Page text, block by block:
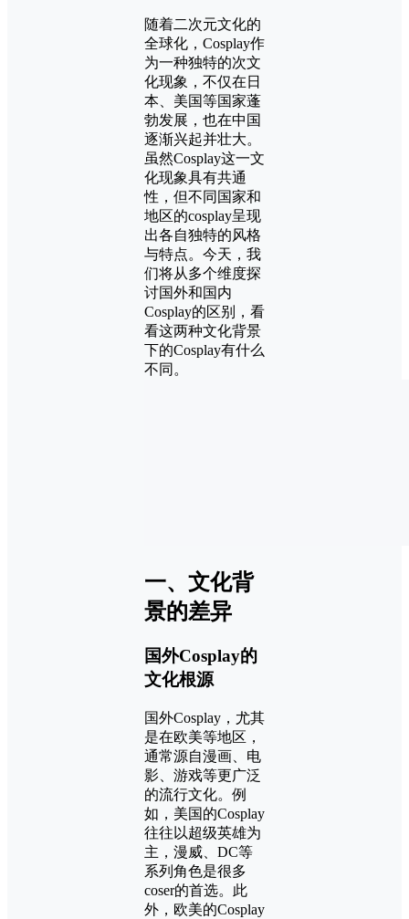
随着二次元文化的
全球化，Cosplay作
为一种独特的次文
化现象，不仅在日
本、美国等国家蓬
勃发展，也在中国
逐渐兴起并壮大。
虽然Cosplay这一文
化现象具有共通
性，但不同国家和
地区的cosplay呈现
出各自独特的风格
与特点。今天，我
们将从多个维度探
讨国外和国内
Cosplay的区别，看
看这两种文化背景
下的Cosplay有什么
不同。
一、文化背
景的差异
国外Cosplay的
文化根源
国外Cosplay，尤其
是在欧美等地区，
通常源自漫画、电
影、游戏等更广泛
的流行文化。例
如，美国的Cosplay
往往以超级英雄为
主，漫威、DC等
系列角色是很多
coser的首选。此
外，欧美的Cosplay